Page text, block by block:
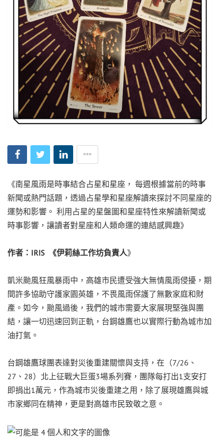
《南星風雨是時事結合占星和星座， 每週根據當前的時事
新聞或熱門話題，透過占星學和星座解讀來探討不同星座的
運勢和影響。 利用占星的星盤圖和星座特性來解讀新聞或
時事影響，讓讀者對星座和人類命運的連結感興趣》
作者：IRIS 《伊莉絲工作坊負責人》
凱米颱風狂風暴雨中，高雄市民遭受強大無情風雨侵擾，期
間許多協助守護家園英雄，不畏風雨保護了無數家庭和財
產。如今，颱風過後，我們的城市需要大家展現堅強與團
結，讓一切迅速回到正軌，台鋼雄鷹也以實際行動為城市加
油打氣。
台鋼雄鷹球團表達對災後重建關懷與支持，在（7/26、
27、28）北上征戰大巨蛋3場系列賽，團隊每打出1支安打
即捐出1萬元，作為城市災後重建之用，除了展現雄鷹與城
市家鄉同在精神，更是對高雄市民致敬之意。